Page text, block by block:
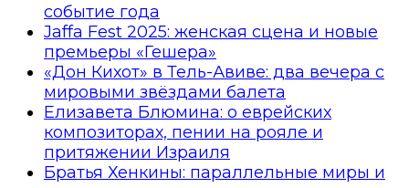
событие года
Jaffa Fest 2025: женская сцена и новые
премьеры «Гешера»
«Дон Кихот» в Тель-Авиве: два вечера с
мировыми звёздами балета
Елизавета Блюмина: о еврейских
композиторах, пении на рояле и
притяжении Израиля
Братья Хенкины: параллельные миры и